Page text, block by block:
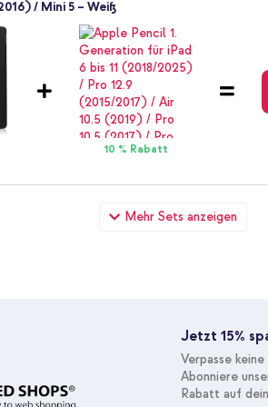
Mehr Sets anzeigen
/ Mini 5 – Weiß
10 % Rabatt
Apple iPad Air 3 (2019) / Pro 10.5
Refurbished - 1 Meter - Weiß
Jetzt 15%
Verpasse
Abonniere
Rabatt auf